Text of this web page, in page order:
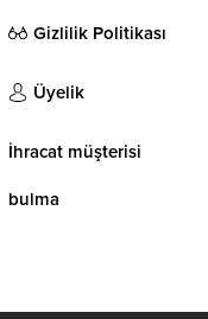
Gizlilik Politikası
Üyelik
İhracat müşterisi
bulma